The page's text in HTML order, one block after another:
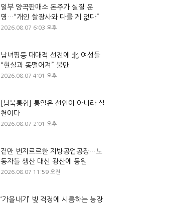
일부 양곡판매소 돈주가 실질 운
영…“개인 쌀장사와 다를 게 없다”
2026.08.07 6:03 오후
남녀평등 대대적 선전에 北 여성들
“현실과 동떨어져” 불만
2026.08.07 4:01 오후
[남북통합] 통일은 선언이 아니라 실
천이다
2026.08.07 2:01 오후
겉만 번지르르한 지방공업공장…노
동자들 생산 대신 광산에 동원
2026.08.07 11:59 오전
‘가을내기’ 빚 걱정에 시름하는 농장